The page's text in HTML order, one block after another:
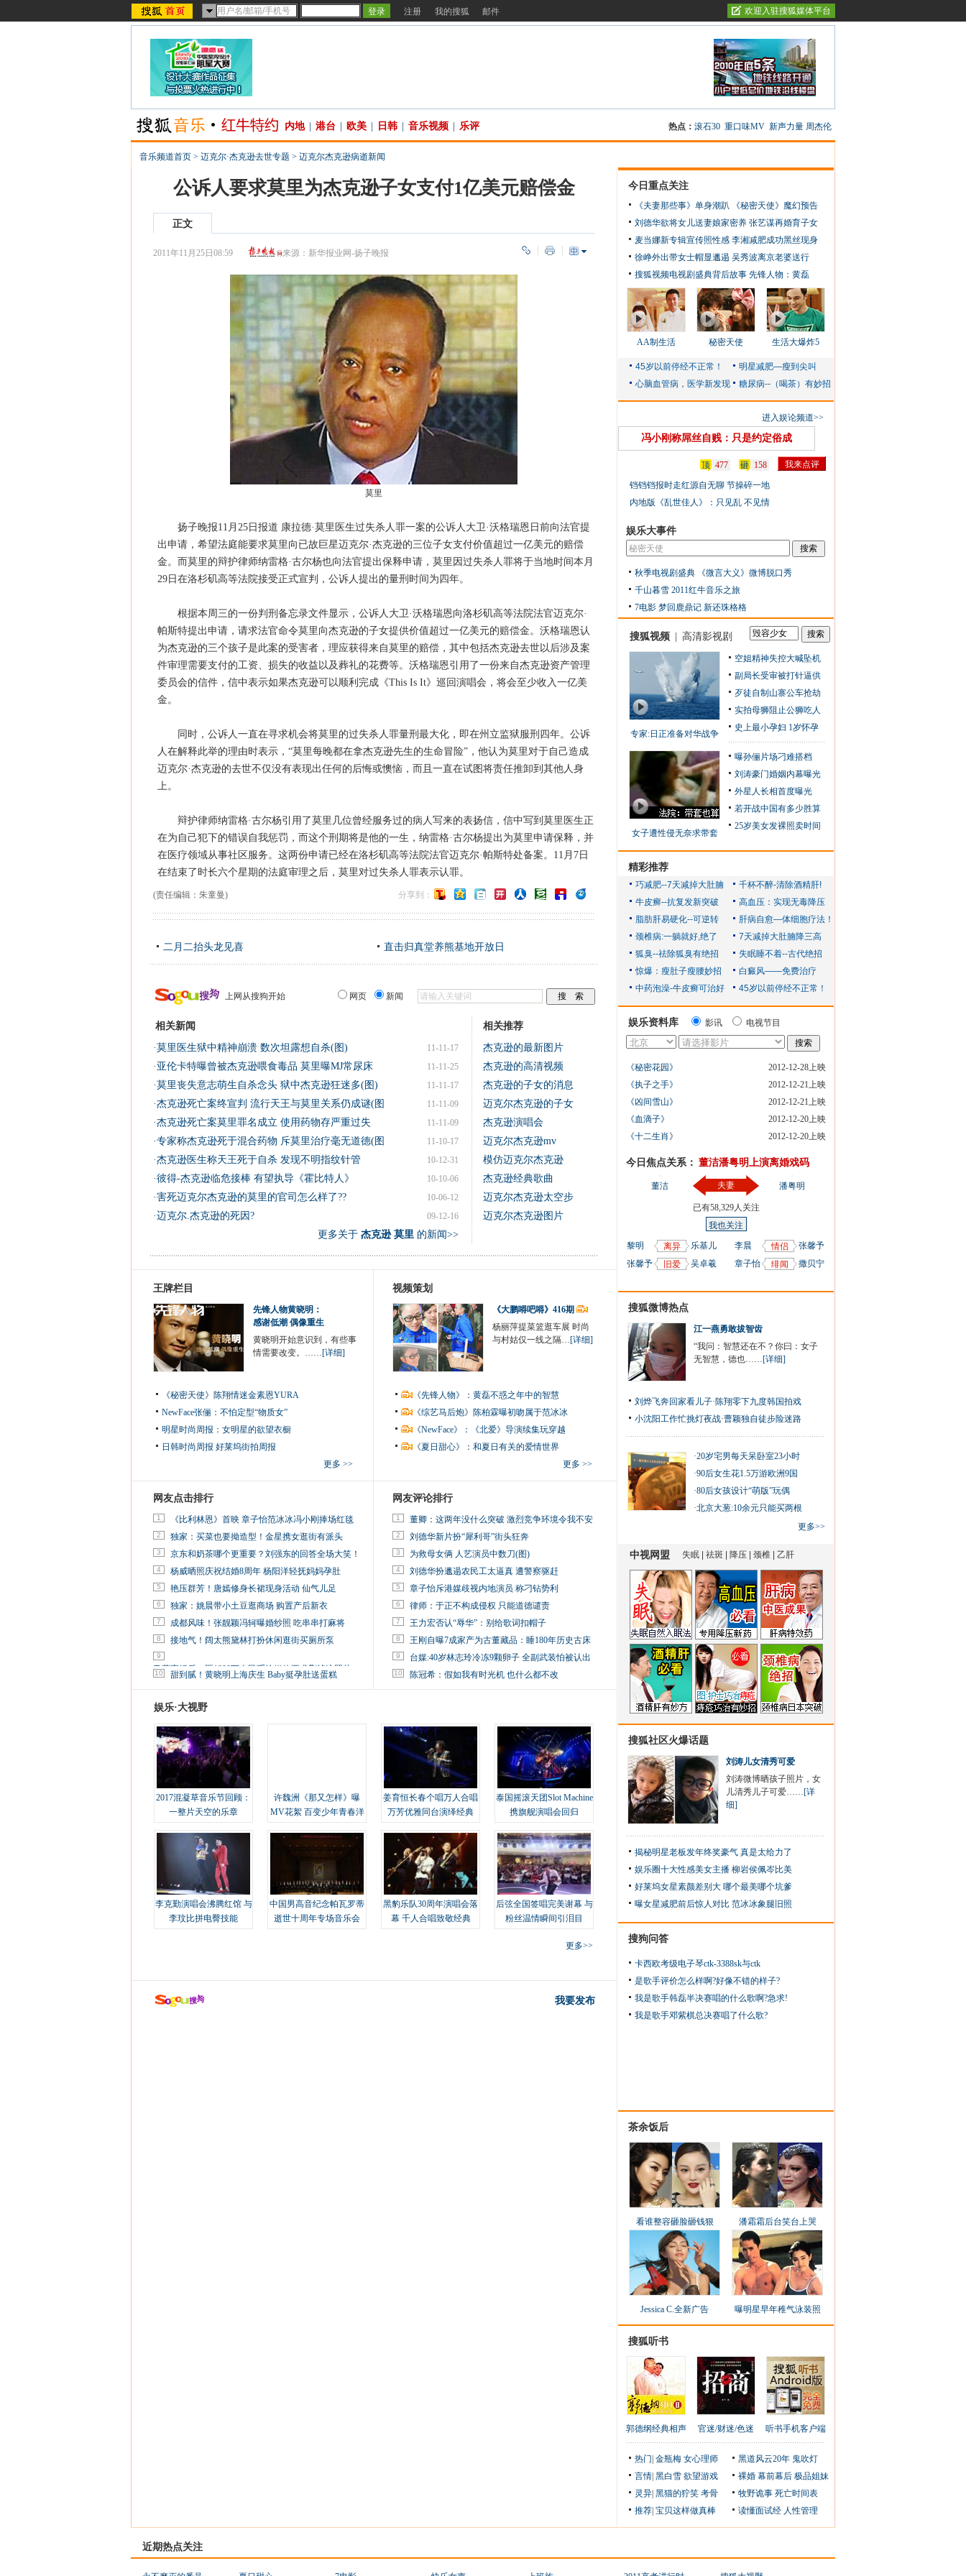
注册 我的搜狐 邮件 欢迎入驻搜狐媒体平台
内地 港台 欧美 日韩 音乐视频 乐评 热点： 滚石30 重口味MV 新声力量 周杰伦
音乐频道首页 > 迈克尔·杰克逊去世专题 > 迈克尔杰克逊病逝新闻
公诉人要求莫里为杰克逊子女支付1亿美元赔偿金
正文
2011年11月25日08:59 来源： 新华报业网-扬子晚报
莫里
扬子晚报11月25日报道 康拉德·莫里医生过失杀人罪一案的公诉人大卫·沃格瑞恩日前向法官提
出申请，希望法庭能要求莫里向已故巨星迈克尔·杰克逊的三位子女支付价值超过一亿美元的赔偿
金。而莫里的辩护律师纳雷格·古尔杨也向法官提出保释申请，莫里因过失杀人罪将于当地时间本月
29日在洛杉矶高等法院接受正式宣判，公诉人提出的量刑时间为四年。
根据本周三的一份判刑备忘录文件显示，公诉人大卫·沃格瑞恩向洛杉矶高等法院法官迈克尔·
帕斯特提出申请，请求法官命令莫里向杰克逊的子女提供价值超过一亿美元的赔偿金。沃格瑞恩认
为杰克逊的三个孩子是此案的受害者，理应获得来自莫里的赔偿，其中包括杰克逊去世以后涉及案
件审理需要支付的工资、损失的收益以及葬礼的花费等。沃格瑞恩引用了一份来自杰克逊资产管理
委员会的信件，信中表示如果杰克逊可以顺利完成《This Is It》巡回演唱会，将会至少收入一亿美
金。
同时，公诉人一直在寻求机会将莫里的过失杀人罪量刑最大化，即在州立监狱服刑四年。公诉
人在解释此举的理由时表示，“莫里每晚都在拿杰克逊先生的生命冒险”，他认为莫里对于自己造成
迈克尔·杰克逊的去世不仅没有表现出任何的后悔或懊恼，而且一直在试图将责任推卸到其他人身
上。
辩护律师纳雷格·古尔杨引用了莫里几位曾经服务过的病人写来的表扬信，信中写到莫里医生正
在为自己犯下的错误自我惩罚，而这个刑期将是他的一生，纳雷格·古尔杨提出为莫里申请保释，并
在医疗领域从事社区服务。这两份申请已经在洛杉矶高等法院法官迈克尔·帕斯特处备案。11月7日
在结束了时长六个星期的法庭审理之后，莫里对过失杀人罪表示认罪。
(责任编辑：朱童曼) 分享到：
二月二抬头龙见喜 直击归真堂养熊基地开放日
上网从搜狗开始 网页 新闻
相关新闻
11-11-17
·莫里医生狱中精神崩溃 数次坦露想自杀(图)
11-11-25
· 亚伦卡特曝曾被杰克逊喂食毒品 莫里曝MJ常尿床
11-11-17
·莫里丧失意志萌生自杀念头 狱中杰克逊狂迷多(图)
11-11-09
·杰克逊死亡案终宣判 流行天王与莫里关系仍成谜(图
11-11-09
·杰克逊死亡案莫里罪名成立 使用药物存严重过失
11-10-17
·专家称杰克逊死于混合药物 斥莫里治疗毫无道德(图
10-12-31
·杰克逊医生称天王死于自杀 发现不明指纹针管
10-10-06
·彼得-杰克逊临危接棒 有望执导《霍比特人》
10-06-12
·害死迈克尔杰克逊的莫里的官司怎么样了??
09-12-16
·迈克尔.杰克逊的死因?
更多关于 杰克逊 莫里的新闻>>
相关推荐
杰克逊的最新图片
杰克逊的高清视频
杰克逊的子女的消息
迈克尔杰克逊的子女
杰克逊演唱会
迈克尔杰克逊mv
模仿迈克尔杰克逊
杰克逊经典歌曲
迈克尔杰克逊太空步
迈克尔杰克逊图片
王牌栏目
先锋人物黄晓明：
感谢低潮 偶像重生
黄晓明开始意识到，有些事
情需要改变。……[详细]
《秘密天使》陈翔情迷金素恩YURA
NewFace张俪：不怕定型“物质女”
明星时尚周报：女明星的欲望衣橱
日韩时尚周报 好莱坞街拍周报
更多 >>
视频策划
《大鹏嘚吧嘚》416期
杨丽萍提菜篮逛车展 时尚
与村姑仅一线之隔…[详细]
《先锋人物》：黄磊不惑之年中的智慧
《综艺马后炮》陈柏霖曝初吻属于范冰冰
《NewFace》：《北爱》导演续集玩穿越
《夏日甜心》：和夏日有关的爱情世界
更多 >>
网友点击排行
1 《比利林恩》首映 章子怡范冰冰冯小刚捧场红毯
2 独家：买菜也要拗造型！金星携女逛街有派头
3 京东和奶茶哪个更重要？刘强东的回答全场大笑！
4 杨威晒照庆祝结婚8周年 杨阳洋轻抚妈妈孕肚
5 艳压群芳！唐嫣修身长裙现身活动 仙气儿足
6 独家：姚晨带小土豆逛商场 购置产后新衣
7 成都风味！张靓颖冯轲曝婚纱照 吃串串打麻将
8 接地气！阔太熊黛林打扮休闲逛街买厕所泵
9
马蓉离婚后，砸1000万人民币给媒体要求删掉这照片
10 甜到腻！黄晓明上海庆生 Baby挺孕肚送蛋糕
网友评论排行
1 董卿：这两年没什么突破 激烈竞争环境令我不安
2 刘德华新片扮“犀利哥”街头狂奔
3 为救母女俩 人艺演员中数刀(图)
4 刘德华扮邋遢农民工太逼真 遭警察驱赶
5 章子怡斥港媒歧视内地演员 称刁钻势利
6 律师：于正不构成侵权 只能道德谴责
7 王力宏否认“辱华”：别给歌词扣帽子
8 王刚自曝7成家产为古董藏品：睡180年历史古床
9 台媒:40岁林志玲冷冻9颗卵子 全副武装怕被认出
10 陈冠希：假如我有时光机 也什么都不改
娱乐·大视野
2017混凝草音乐节回顾：
一整片天空的乐章
许魏洲《那又怎样》曝
MV花絮 百变少年青春洋
姜育恒长春个唱万人合唱
万芳优雅同台演绎经典
泰国摇滚天团Slot Machine
携旗舰演唱会回归
李克勤演唱会沸腾红馆 与
李玟比拼电臀技能
中国男高音纪念帕瓦罗蒂
逝世十周年专场音乐会
黑豹乐队30周年演唱会落
幕 千人合唱致敬经典
后弦全国签唱完美谢幕 与
粉丝温情瞬间引泪目
更多>>
我要发布
今日重点关注
《夫妻那些事》单身潮趴
《秘密天使》魔幻预告
刘德华欲将女儿送妻娘家密养 张艺谋再婚育子女
麦当娜新专辑宣传照性感 李湘减肥成功黑丝现身
徐峥外出带女士帽显邋遢 吴秀波离京老婆送行
搜狐视频电视剧盛典背后故事 先锋人物：黄磊
AA制生活 秘密天使 生活大爆炸5
进入娱论频道>>
冯小刚称屌丝自贱：只是约定俗成
顶 477 砸
158
铛铛铛报时走红源自无聊 节操碎一地
内地版《乱世佳人》：只见乱 不见情
娱乐大事件
秋季电视剧盛典
《微言大义》微博脱口秀
千山暮雪 2011红牛音乐之旅
7电影 梦回鹿鼎记 新还珠格格
搜狐视频 高清影视剧
专家:日正准备对华战争
女子遭性侵无奈求带套
空姐精神失控大喊坠机
副局长受审被打针逼供
歹徒自制山寨公车抢劫
实拍母狮阻止公狮吃人
史上最小孕妇 1岁怀孕
曝孙俪片场刁难搭档
刘涛豪门婚姻内幕曝光
外星人长相首度曝光
若开战中国有多少胜算
25岁美女发裸照卖时间
精彩推荐
娱乐资料库 影讯 电视节目
《秘密花园》
2012-12-28上映
《执子之手》
2012-12-21上映
《凶间雪山》
2012-12-21上映
《血滴子》
2012-12-20上映
《十二生肖》
2012-12-20上映
今日焦点关系： 董洁潘粤明上演离婚戏码
董洁 夫妻
已有58,329人关注
我也关注
潘粤明
黎明 离异
乐基儿
张馨予
旧爱 吴卓羲
李晨 情侣
张馨予
章子怡
绯闻 撒贝宁
搜狐微博热点
江一燕勇敢拔智齿
“我问：智慧还在不？你曰：女子
无智慧，德也……[详细]
刘烨飞奔回家看儿子·陈翔零下九度韩国拍戏
小沈阳工作忙挑灯夜战·曹颖独自徒步险迷路
·20岁宅男每天呆卧室23小时
·90后女生花1.5万游欧洲9国
·80后女孩设计“萌版”玩偶
·北京大葱:10余元只能买两根
更多>>
搜狐社区火爆话题
刘涛儿女清秀可爱
刘涛微博晒孩子照片，女
儿清秀儿子可爱……[详
细]
揭秘明星老板发年终奖豪气 真是太给力了
娱乐圈十大性感美女主播 柳岩侯佩岑比美
好莱坞女星素颜差别大 哪个最美哪个坑爹
曝女星减肥前后惊人对比 范冰冰象腿旧照
搜狗问答
卡西欧考级电子琴ctk-3388sk与ctk
是歌手评价怎么样啊?好像不错的样子?
我是歌手韩磊半决赛唱的什么歌啊?急求!
我是歌手邓紫棋总决赛唱了什么歌?
茶余饭后
看谁整容砸脸砸钱狠 潘霜霜后台笑台上哭
Jessica C.全新广告 曝明星早年稚气泳装照
搜狐听书
郭德纲经典相声 官迷/财迷/色迷 听书手机客户端
热门 金瓶梅 女心理师 黑道风云20年 鬼吹灯
言情 黑白雪 欲望游戏 裸婚 幕前幕后 极品姐妹
灵异 黑猫的狞笑 考骨 牧野诡事 死亡时间表
推荐 宝贝这样做真棒 读懂面试经 人性管理
近期热点关注